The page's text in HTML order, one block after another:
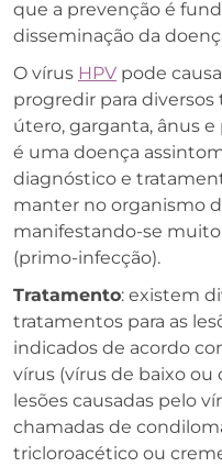
que a prevenção é
disseminação da
O vírus HPV pode
progredir para
útero, garganta, ânus e
é uma doença
diagnóstico e
manter no organismo
manifestando-se
(primo-infecção).
Tratamento: existem
tratamentos para as
indicados de acordo
vírus (vírus de baixo ou
lesões causadas pelo
chamadas de
tricloroacético ou